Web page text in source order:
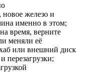
железо и
именно в этом;
время, верните
меняли её
или внешний диск
перезагрузки;